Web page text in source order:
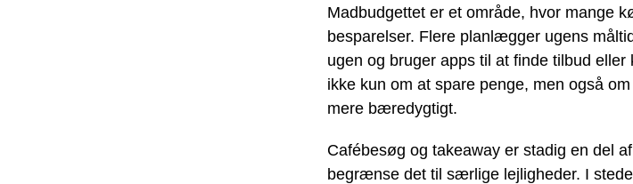
Madbudgettet er et område, hvor mange
besparelser. Flere planlægger ugens
ugen og bruger apps til at finde tilbud
ikke kun om at spare penge, men også
mere bæredygtigt.
Cafébesøg og takeaway er stadig en del
begrænse det til særlige lejligheder. I